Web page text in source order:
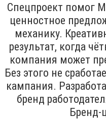
Спецпроект помог
ценностное
механику.
результат, когда
компания может
Без этого не
кампания.
бренд
Бренд-